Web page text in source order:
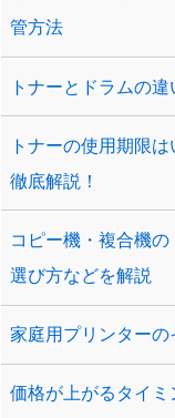
管方法
トナーとドラムの違
トナーの使用期限
徹底解説！
コピー機・複合機の
選び方などを解説
家庭用プリンターの
価格が上がるタイ